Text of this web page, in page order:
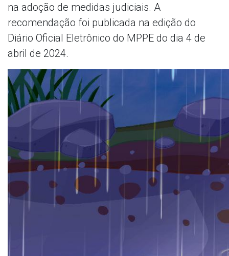
na adoção de medidas judiciais. A
recomendação foi publicada na edição do
Diário Oficial Eletrônico do MPPE do dia 4 de
abril de 2024.